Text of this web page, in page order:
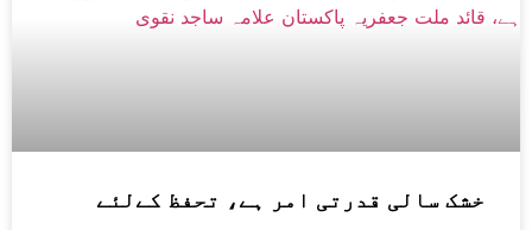
خشک سالی قدرتی امر ہے، تحفظ کےلئے